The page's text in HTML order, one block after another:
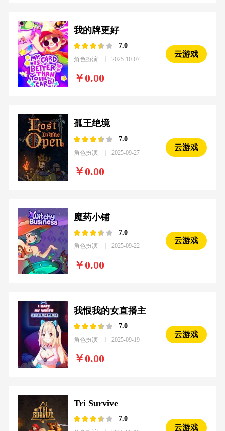
我的牌更好
7.0
角色扮演 2025-10-07
0.00
云游戏
孤王绝境
7.0
角色扮演 2025-09-27
0.00
云游戏
魔药小铺
7.0
角色扮演 2025-09-22
0.00
云游戏
我恨我的女直播主
7.0
角色扮演 2025-09-19
0.00
云游戏
Tri Survive
7.0
云游戏